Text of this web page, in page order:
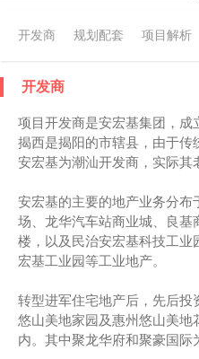
开发商 规划配套 项目解析
开发商
项目开发商是安宏基集团，成
揭西是揭阳的市辖县，由于传
安宏基为潮汕开发商，实际其
安宏基的主要的地产业务分
场、龙华汽车站商业城、良基
楼，以及民治安宏基科技工业
宏基工业园等工业地产。
转型进军住宅地产后，先后投
悠山美地家园及惠州悠山美
内。其中聚龙华府和聚豪国际